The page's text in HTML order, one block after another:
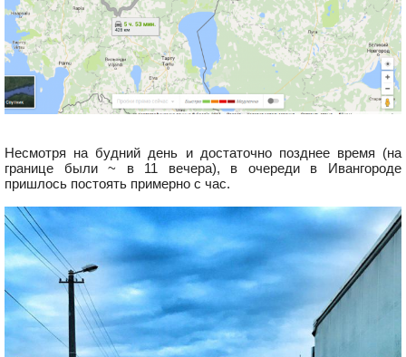
Несмотря на будний день и достаточно позднее время (на
границе были ~ в 11 вечера), в очереди в Ивангороде
пришлось постоять примерно с час.